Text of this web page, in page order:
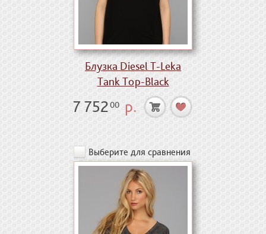
Блузка Diesel T-Leka
Tank Top-Black
7 75200 р.
Выберите для сравнения